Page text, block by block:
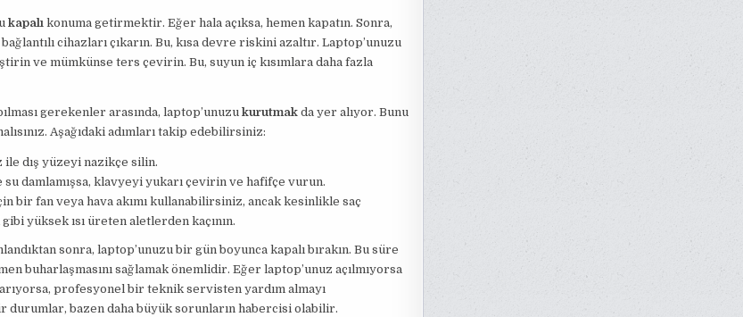
kapalıkonuma getirmektir. Eğer hala açıksa, hemen kapatın. Sonra,
cihazları çıkarın. Bu, kısa devre riskini azaltır. Laptop’unuzu
ve mümkünse ters çevirin. Bu, suyun iç kısımlara daha fazla
gerekenler arasında, laptop’unuzukurutmakda yer alıyor. Bunu
Aşağıdaki adımları takip edebilirsiniz:
dış yüzeyi nazikçe silin.
damlamışsa, klavyeyi yukarı çevirin ve hafifçe vurun.
bir fan veya hava akımı kullanabilirsiniz, ancak kesinlikle saç
yüksek ısı üreten aletlerden kaçının.
sonra, laptop’unuzu bir gün boyunca kapalı bırakın. Bu süre
buharlaşmasını sağlamak önemlidir. Eğer laptop’unuz açılmıyorsa
profesyonel bir teknik servisten yardım almayı
durumlar, bazen daha büyük sorunların habercisi olabilir.